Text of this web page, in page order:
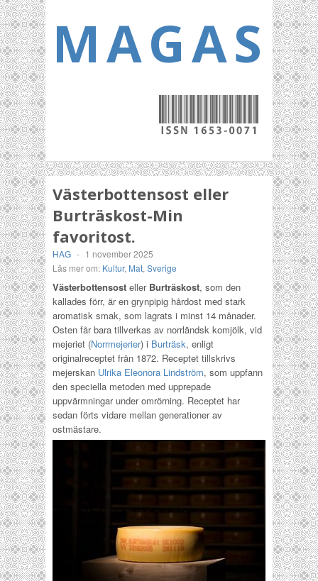
Västerbottensost eller
Burträskost-Min
favoritost.
HAG - 1 november 2025
Läs mer om: Kultur, Mat, Sverige
Västerbottensost eller Burträskost, som den
kallades förr, är en grynpipig hårdost med stark
aromatisk smak, som lagrats i minst 14 månader.
Osten får bara tillverkas av norrländsk komjölk, vid
mejeriet (Norrmejerier) i Burträsk, enligt
originalreceptet från 1872. Receptet tillskrivs
mejerskan Ulrika Eleonora Lindström, som uppfann
den speciella metoden med upprepade
uppvärmningar under omrörning. Receptet har
sedan förts vidare mellan generationer av
ostmästare.